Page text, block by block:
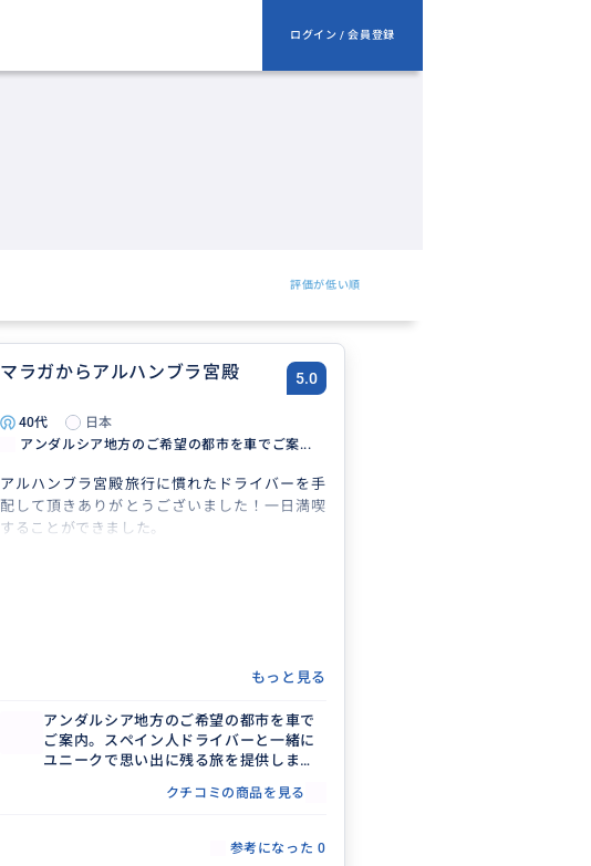
ログイン / 会員登録
評価が低い順
マラガからアルハンブラ宮殿 5.0
40代
日本
アンダルシア地方のご希望の都市を車でご案...
アルハンブラ宮殿旅行に慣れたドライバーを手
配して頂きありがとうございました！一日満喫
することができました。
もっと見る
アンダルシア地方のご希望の都市を車で
ご案内。スペイン人ドライバーと一緒に
ユニークで思い出に残る旅を提供しま
クチコミの商品を見る
参考になった 0